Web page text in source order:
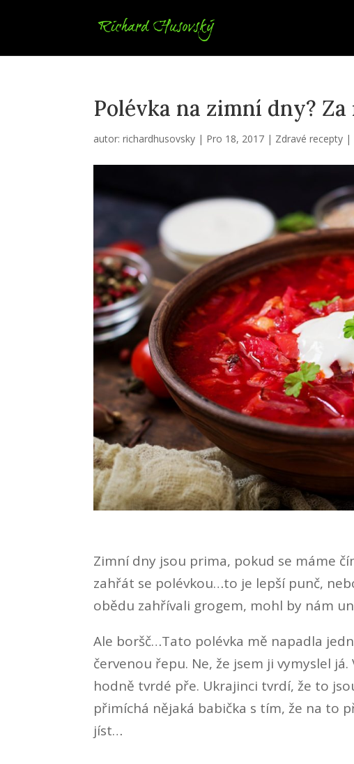
Polévka na zimní dny? Za
autor:richardhusovsky | Pro 18, 2017 | Zdravé recepty |
Zimní dny jsou prima, pokud se máme
zahřát se polévkou…to je lepší punč,
obědu zahřívali grogem, mohl by nám
Ale boršč…Tato polévka mě napadla
červenou řepu. Ne, že jsem ji vymyslel
hodně tvrdé pře. Ukrajinci tvrdí, že to
přimíchá nějaká babička s tím, že na to
jíst…